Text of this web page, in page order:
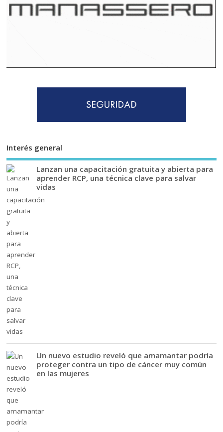
Interés general
Lanzan una capacitación gratuita y abierta para
aprender RCP, una técnica clave para salvar
vidas
Un nuevo estudio reveló que amamantar podría
proteger contra un tipo de cáncer muy común
en las mujeres